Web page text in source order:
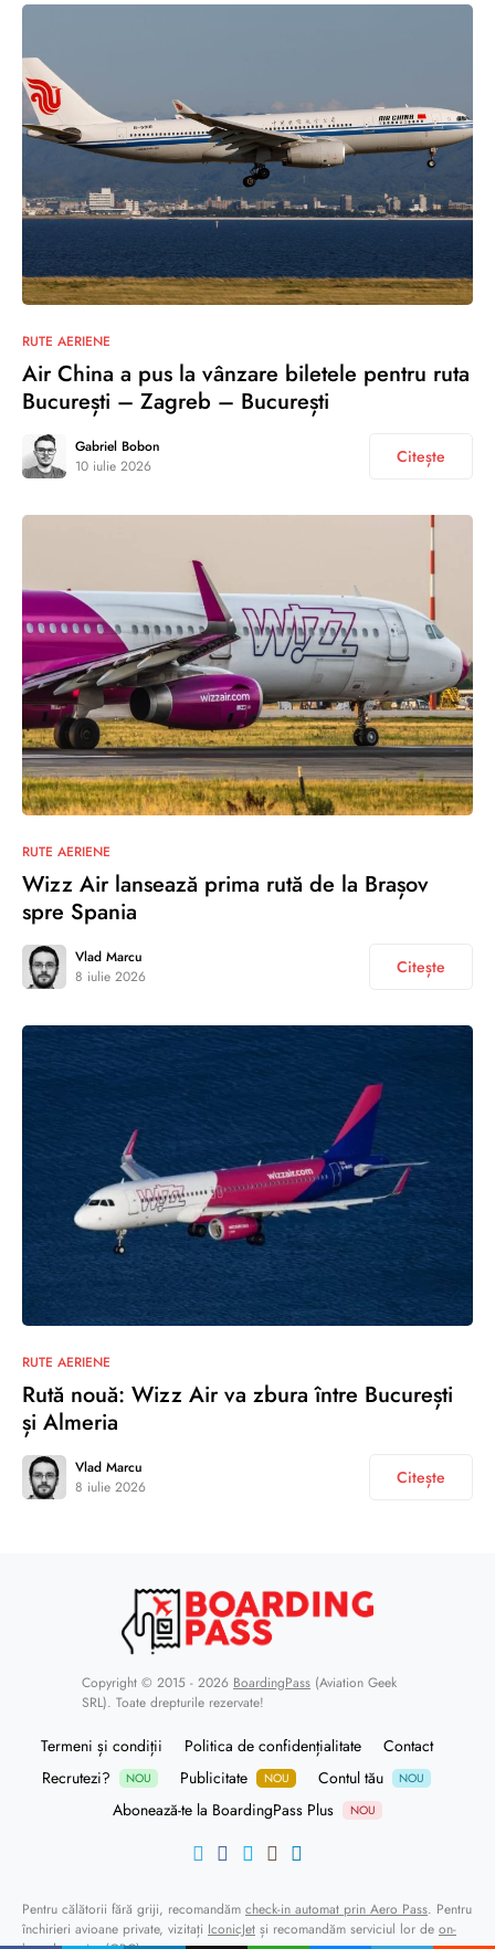
RUTE AERIENE
Air China a pus la vânzare biletele pentru ruta
București – Zagreb – București
Gabriel Bobon
10 iulie 2026
Citește
RUTE AERIENE
Wizz Air lansează prima rută de la Brașov
spre Spania
Vlad Marcu
8 iulie 2026
Citește
RUTE AERIENE
Rută nouă: Wizz Air va zbura între București
și Almeria
Vlad Marcu
8 iulie 2026
Citește
Copyright © 2015 - 2026 BoardingPass (Aviation Geek
SRL). Toate drepturile rezervate!
Termeni și condiții Politica de confidențialitate
Contact
Recrutezi?
NOU Publicitate NOU Contul tău NOU
Abonează-te la BoardingPass Plus NOU
Pentru călătorii fără griji, recomandăm check-in automat prin Aero Pass. Pentru
închirieri avioane private, vizitați IconicJet și recomandăm serviciul lor de on-